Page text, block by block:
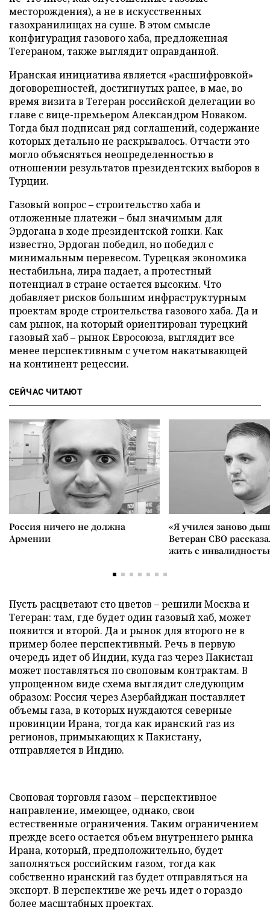
месторождения), а не в искусственных
газохранилищах на суше. В этом смысле
конфигурация газового хаба, предложенная
Тегераном, также выглядит оправданной.
Иранская инициатива является «расшифровкой»
договоренностей, достигнутых ранее, в мае, во
время визита в Тегеран российской делегации во
главе с вице-премьером Александром Новаком.
Тогда был подписан ряд соглашений, содержание
которых детально не раскрывалось. Отчасти это
могло объясняться неопределенностью в
отношении результатов президентских выборов в
Турции.
Газовый вопрос – строительство хаба и
отложенные платежи – был значимым для
Эрдогана в ходе президентской гонки. Как
известно, Эрдоган победил, но победил с
минимальным перевесом. Турецкая экономика
нестабильна, лира падает, а протестный
потенциал в стране остается высоким. Что
добавляет рисков большим инфраструктурным
проектам вроде строительства газового хаба. Да и
сам рынок, на который ориентирован турецкий
газовый хаб – рынок Евросоюза, выглядит все
менее перспективным с учетом накатывающей
на континент рецессии.
СЕЙЧАС ЧИТАЮТ
Россия ничего не должна
Армении
«Я учился заново
Ветеран СВО
жить с
Пусть расцветают сто цветов – решили Москва и
Тегеран: там, где будет один газовый хаб, может
появится и второй. Да и рынок для второго не в
пример более перспективный. Речь в первую
очередь идет об Индии, куда газ через Пакистан
может поставляться по своповым контрактам. В
упрощенном виде схема выглядит следующим
образом: Россия через Азербайджан поставляет
объемы газа, в которых нуждаются северные
провинции Ирана, тогда как иранский газ из
регионов, примыкающих к Пакистану,
отправляется в Индию.
Своповая торговля газом – перспективное
направление, имеющее, однако, свои
естественные ограничения. Таким ограничением
прежде всего остается объем внутреннего рынка
Ирана, который, предположительно, будет
заполняться российским газом, тогда как
собственно иранский газ будет отправляться на
экспорт. В перспективе же речь идет о гораздо
более масштабных проектах.